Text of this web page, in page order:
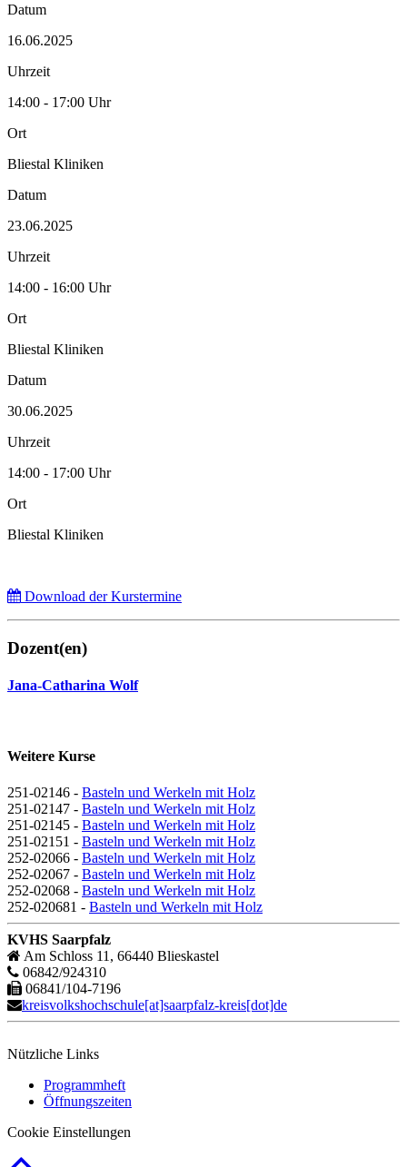
Datum
16.06.2025
Uhrzeit
14:00 - 17:00 Uhr
Ort
Bliestal Kliniken
Datum
23.06.2025
Uhrzeit
14:00 - 16:00 Uhr
Ort
Bliestal Kliniken
Datum
30.06.2025
Uhrzeit
14:00 - 17:00 Uhr
Ort
Bliestal Kliniken
Download der Kurstermine
Dozent(en)
Jana-Catharina Wolf
Weitere Kurse
251-02146 - Basteln und Werkeln mit Holz
251-02147 - Basteln und Werkeln mit Holz
251-02145 - Basteln und Werkeln mit Holz
251-02151 - Basteln und Werkeln mit Holz
252-02066 - Basteln und Werkeln mit Holz
252-02067 - Basteln und Werkeln mit Holz
252-02068 - Basteln und Werkeln mit Holz
252-020681 - Basteln und Werkeln mit Holz
KVHS Saarpfalz
Am Schloss 11, 66440 Blieskastel
06842/924310
06841/104-7196
kreisvolkshochschule[at]saarpfalz-kreis[dot]de
Nützliche Links
Programmheft
Öffnungszeiten
Cookie Einstellungen